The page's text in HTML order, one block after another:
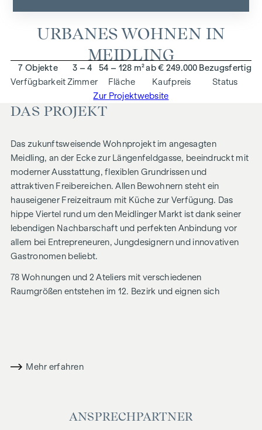
URBANES WOHNEN IN
MEIDLING
Verfügbarkeit
7 Objekte
Zimmer
3 – 4
Fläche
54 – 128 m²
Kaufpreis
ab € 249.000
Status
Bezugsfertig
Zur Projektwebsite
DAS PROJEKT
Das zukunftsweisende Wohnprojekt im angesagten
Meidling, an der Ecke zur Längenfeldgasse, beeindruckt mit
moderner Ausstattung, flexiblen Grundrissen und
attraktiven Freibereichen. Allen Bewohnern steht ein
hauseigener Freizeitraum mit Küche zur Verfügung. Das
hippe Viertel rund um den Meidlinger Markt ist dank seiner
lebendigen Nachbarschaft und perfekten Anbindung vor
allem bei Entrepreneuren, Jungdesignern und innovativen
Gastronomen beliebt.
78 Wohnungen und 2 Ateliers mit verschiedenen
Raumgrößen entstehen im 12. Bezirk und eignen sich
Zimmern und Größen von ca. 40 bis 68 qm. Die Wohnungen
bilden attraktive Dachgeschosswohnungen, verteilt auf 2
Mehr erfahren
ANSPRECHPARTNER